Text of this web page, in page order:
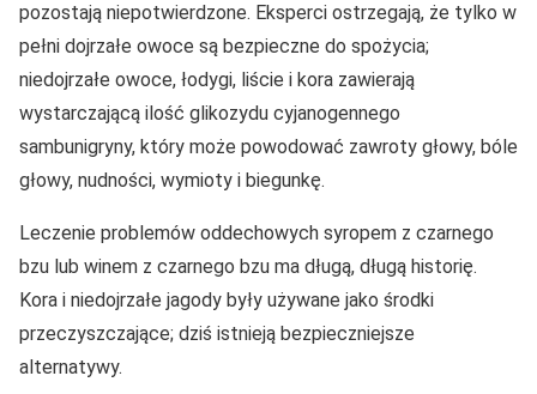
pozostają niepotwierdzone. Eksperci ostrzegają, że tylko w
pełni dojrzałe owoce są bezpieczne do spożycia;
niedojrzałe owoce, łodygi, liście i kora zawierają
wystarczającą ilość glikozydu cyjanogennego
sambunigryny, który może powodować zawroty głowy, bóle
głowy, nudności, wymioty i biegunkę.
Leczenie problemów oddechowych syropem z czarnego
bzu lub winem z czarnego bzu ma długą, długą historię.
Kora i niedojrzałe jagody były używane jako środki
przeczyszczające; dziś istnieją bezpieczniejsze
alternatywy.